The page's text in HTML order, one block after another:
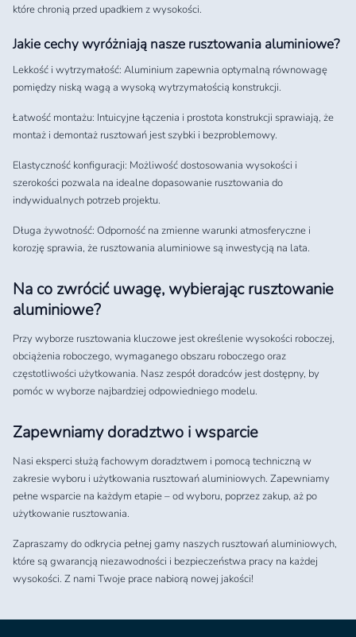
które chronią przed upadkiem z wysokości.
Jakie cechy wyróżniają nasze rusztowania aluminiowe?
Lekkość i wytrzymałość: Aluminium zapewnia optymalną równowagę
pomiędzy niską wagą a wysoką wytrzymałością konstrukcji.
Łatwość montażu: Intuicyjne łączenia i prostota konstrukcji sprawiają, że
montaż i demontaż rusztowań jest szybki i bezproblemowy.
Elastyczność konfiguracji: Możliwość dostosowania wysokości i
szerokości pozwala na idealne dopasowanie rusztowania do
indywidualnych potrzeb projektu.
Długa żywotność: Odporność na zmienne warunki atmosferyczne i
korozję sprawia, że rusztowania aluminiowe są inwestycją na lata.
Na co zwrócić uwagę, wybierając rusztowanie
aluminiowe?
Przy wyborze rusztowania kluczowe jest określenie wysokości roboczej,
obciążenia roboczego, wymaganego obszaru roboczego oraz
częstotliwości użytkowania. Nasz zespół doradców jest dostępny, by
pomóc w wyborze najbardziej odpowiedniego modelu.
Zapewniamy doradztwo i wsparcie
Nasi eksperci służą fachowym doradztwem i pomocą techniczną w
zakresie wyboru i użytkowania rusztowań aluminiowych. Zapewniamy
pełne wsparcie na każdym etapie – od wyboru, poprzez zakup, aż po
użytkowanie rusztowania.
Zapraszamy do odkrycia pełnej gamy naszych rusztowań aluminiowych,
które są gwarancją niezawodności i bezpieczeństwa pracy na każdej
wysokości. Z nami Twoje prace nabiorą nowej jakości!